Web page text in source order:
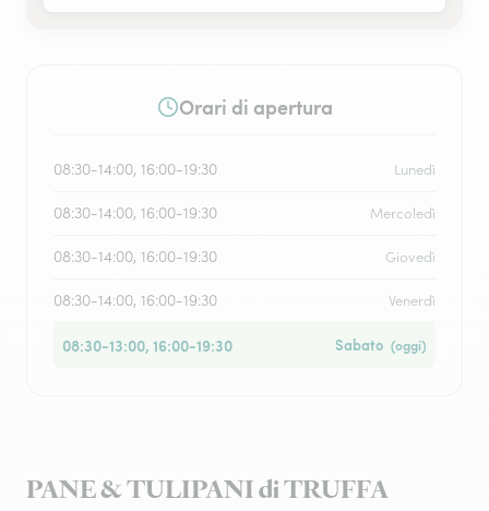
Orari di apertura
08:30-14:00, 16:00-19:30 Lunedì
08:30-14:00, 16:00-19:30 Mercoledì
08:30-14:00, 16:00-19:30 Giovedì
08:30-14:00, 16:00-19:30 Venerdì
08:30-13:00, 16:00-19:30 Sabato (oggi)
PANE & TULIPANI di TRUFFA